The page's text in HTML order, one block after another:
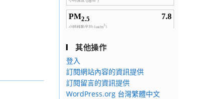
其他操作
登入
訂閱網站內容的資訊提供
訂閱留言的資訊提供
WordPress.org 台灣繁體中文